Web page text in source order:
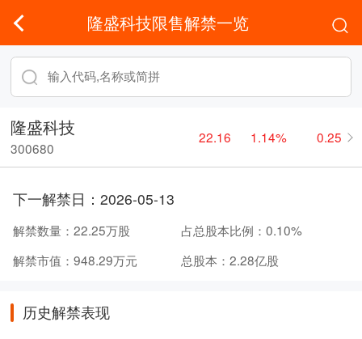
隆盛科技限售解禁一览
隆盛科技
300680
22.16 1.14% 0.25
下一解禁日： 2026-05-13
解禁数量： 22.25万股 占总股本比例： 0.10%
解禁市值： 948.29万元 总股本： 2.28亿股
历史解禁表现